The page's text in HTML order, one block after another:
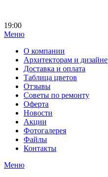
19:00
Меню|
О компании
Архитекторам и
Доставка и оплата
Таблица цветов
Отзывы
Советы по ремонту
Оферта
Новости
Акции
Фотогалерея
Файлы
Контакты
Меню